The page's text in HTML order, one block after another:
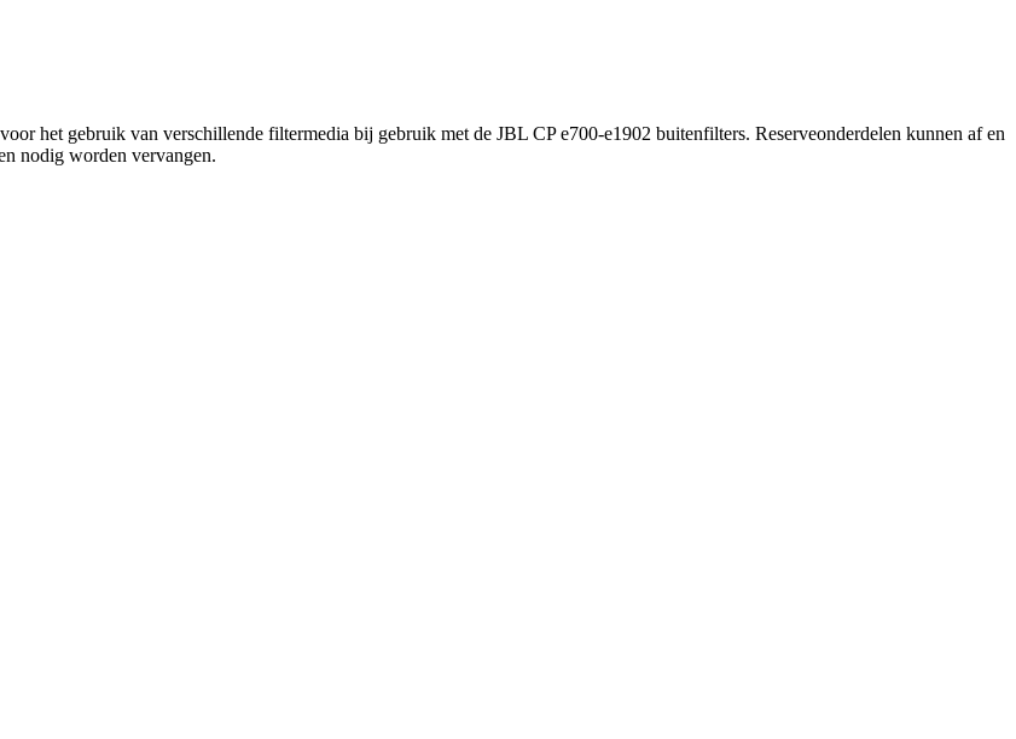
het gebruik van verschillende filtermedia bij gebruik met de JBL CP e700-e1902 buitenfilters. Reserveonderdelen kunnen af en
nodig worden vervangen.